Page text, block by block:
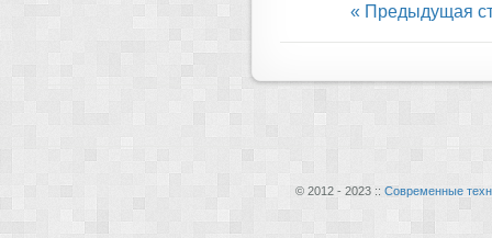
« Предыдущая
© 2012 - 2023 :: Современные